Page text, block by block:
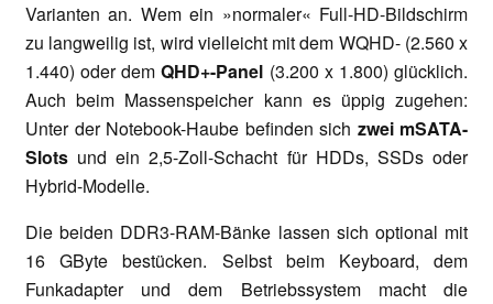
Varianten an. Wem ein »normaler« Full-HD-Bildschirm
zu langweilig ist, wird vielleicht mit dem WQHD- (2.560 x
1.440) oder demQHD+-Panel (3.200 x 1.800) glücklich.
Auch beim Massenspeicher kann es üppig zugehen:
Unter der Notebook-Haube befinden sich zwei mSATA-
Slots und ein 2,5-Zoll-Schacht für HDDs, SSDs oder
Hybrid-Modelle.
Die beiden DDR3-RAM-Bänke lassen sich optional mit
16 GByte bestücken. Selbst beim Keyboard, dem
Funkadapter und dem Betriebssystem macht die